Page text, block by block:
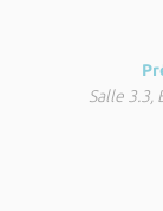
Salle 3.3,